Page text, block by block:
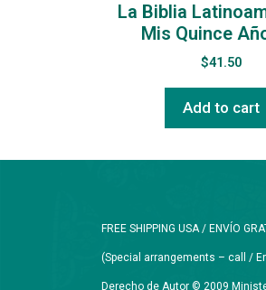
La Biblia
Mis Quince
$41.50
Add to cart
FREE SHIPPING USA / ENVÍO
(Special arrangements – call /
Derecho de Autor © 2009